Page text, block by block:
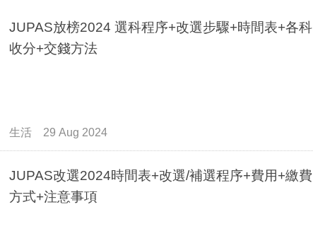
JUPAS放榜2024 選科程序+改選步驟+時間表+各科
收分+交錢方法
生活 29 Aug 2024
JUPAS改選2024時間表+改選/補選程序+費用+繳費
方式+注意事項